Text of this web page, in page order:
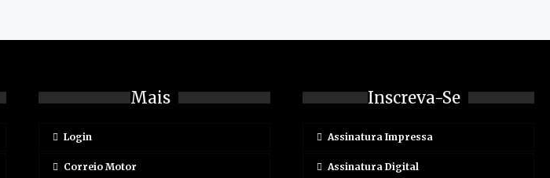
Mais
Login
Correio Motor
Inscreva-Se
Assinatura Impressa
Assinatura Digital